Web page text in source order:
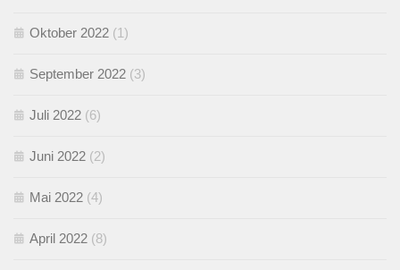
Oktober 2022 (1)
September 2022 (3)
Juli 2022 (6)
Juni 2022 (2)
Mai 2022 (4)
April 2022 (8)